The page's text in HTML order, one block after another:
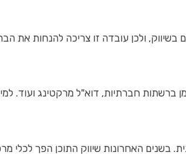
האחרונות שיווק התוכן הפך לכלי